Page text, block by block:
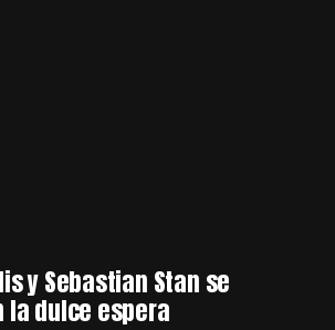
y Sebastian Stan se
la dulce espera